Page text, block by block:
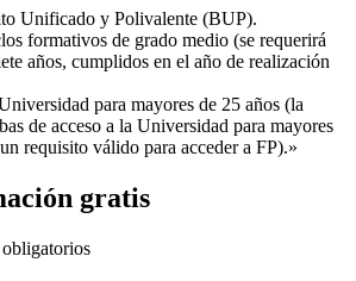
Unificado y Polivalente (BUP).
formativos de grado medio (se requerirá
años, cumplidos en el año de realización
para mayores de 25 años (la
de acceso a la Universidad para mayores
requisito válido para acceder a FP).»
gratis